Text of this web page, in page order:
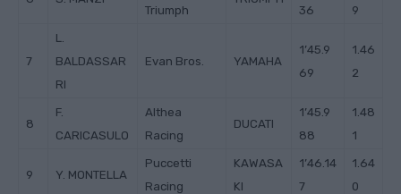
Triumph
36
9
7
L.
BALDASSAR
RI
Evan Bros. YAMAHA
1’45.9
69
1.46
2
8
F.
CARICASULO
Althea
Racing
DUCATI
1’45.9
88
1.48
1
9 Y. MONTELLA
Puccetti
Racing
KAWASA
KI
1’46.14
7
1.64
0